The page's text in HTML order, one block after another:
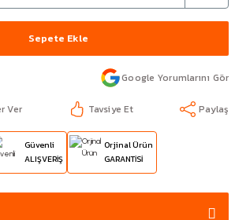
Sepete Ekle
Google Yorumlarını Gör
Ver Tavsiye Et Paylaş
Güvenli
ALIŞVERİŞ
Orjinal Ürün
GARANTİSİ